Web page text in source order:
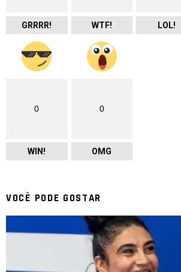
GRRRR! WTF! LOL!
0
WIN!
0
OMG
VOCÊ PODE GOSTAR